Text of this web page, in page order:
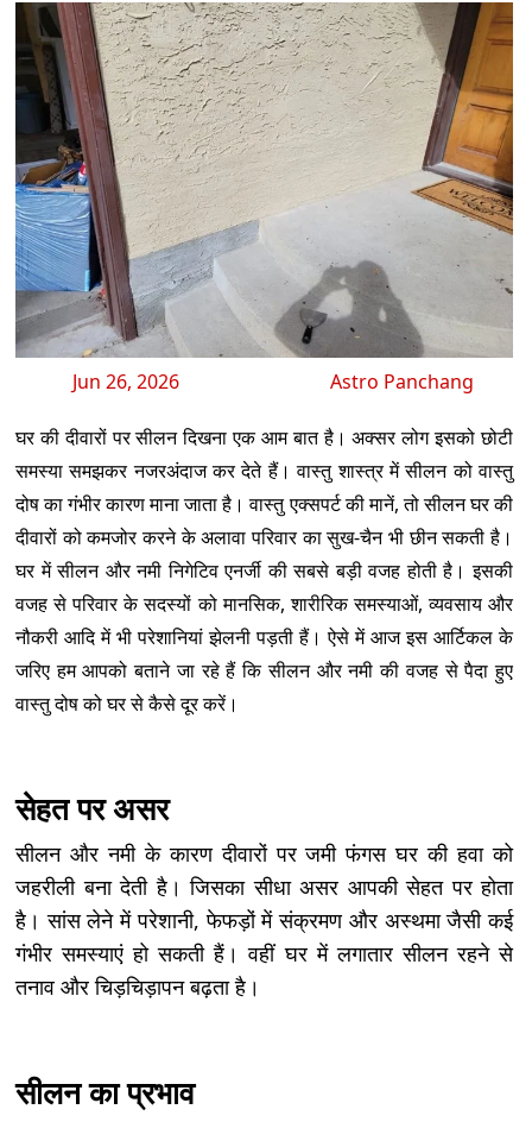
Jun 26, 2026 Astro Panchang
घर की दीवारों पर सीलन दिखना एक आम बात है। अक्सर लोग इसको छोटी
समस्या समझकर नजरअंदाज कर देते हैं। वास्तु शास्त्र में सीलन को वास्तु
दोष का गंभीर कारण माना जाता है। वास्तु एक्सपर्ट की मानें, तो सीलन घर की
दीवारों को कमजोर करने के अलावा परिवार का सुख-चैन भी छीन सकती है।
घर में सीलन और नमी निगेटिव एनर्जी की सबसे बड़ी वजह होती है। इसकी
वजह से परिवार के सदस्यों को मानसिक, शारीरिक समस्याओं, व्यवसाय और
नौकरी आदि में भी परेशानियां झेलनी पड़ती हैं। ऐसे में आज इस आर्टिकल के
जरिए हम आपको बताने जा रहे हैं कि सीलन और नमी की वजह से पैदा हुए
वास्तु दोष को घर से कैसे दूर करें।
सेहत पर असर
सीलन और नमी के कारण दीवारों पर जमी फंगस घर की हवा को
जहरीली बना देती है। जिसका सीधा असर आपकी सेहत पर होता
है। सांस लेने में परेशानी, फेफड़ों में संक्रमण और अस्थमा जैसी कई
गंभीर समस्याएं हो सकती हैं। वहीं घर में लगातार सीलन रहने से
तनाव और चिड़चिड़ापन बढ़ता है।
सीलन का प्रभाव